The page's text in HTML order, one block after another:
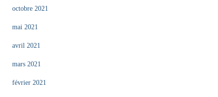
octobre 2021
mai 2021
avril 2021
mars 2021
février 2021